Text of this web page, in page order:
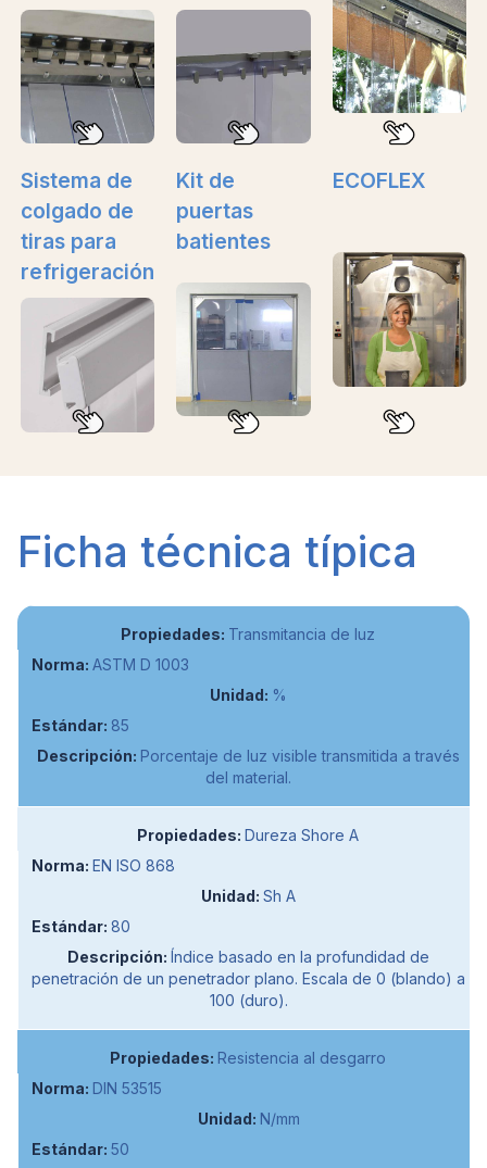
Sistema de
colgado de
tiras para
refrigeración
Kit de
puertas
batientes
ECOFLEX
Ficha técnica típica
Transmitancia de luz
ASTM D 1003
%
85
Porcentaje de luz visible transmitida a través
del material.
Dureza Shore A
EN ISO 868
Sh A
80
Índice basado en la profundidad de
penetración de un penetrador plano. Escala de 0 (blando) a
100 (duro).
Resistencia al desgarro
DIN 53515
N/mm
50